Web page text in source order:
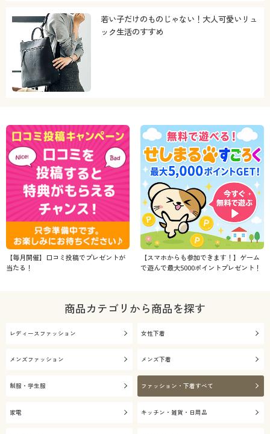
若い子だけのものじゃない！大人可愛いリュ
ック生活のすすめ
【毎月開催】口コミ投稿でプレゼントが
当たる！
【スマホからも参加できます！】ゲーム
で遊んで最大5000ポイントプレゼント！
商品カテゴリから商品を探す
レディースファッション 女性下着
メンズファッション メンズ下着
制服・学生服 ファッション・下着すべて
家電 キッチン・雑貨・日用品